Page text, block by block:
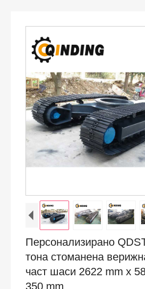
Персонализирано
тона стоманена
част шаси 2622 mm x
350 mm